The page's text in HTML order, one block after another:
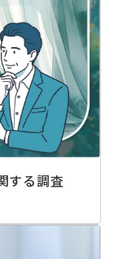
する調査